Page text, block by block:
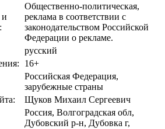
и
Общественно-политическая,
реклама в соответствии с
законодательством Российской
Федерации о рекламе.
русский
16+
Российская Федерация,
зарубежные страны
Щуков Михаил Сергеевич
Россия, Волгоградская обл,
Дубовский р-н, Дубовка г,